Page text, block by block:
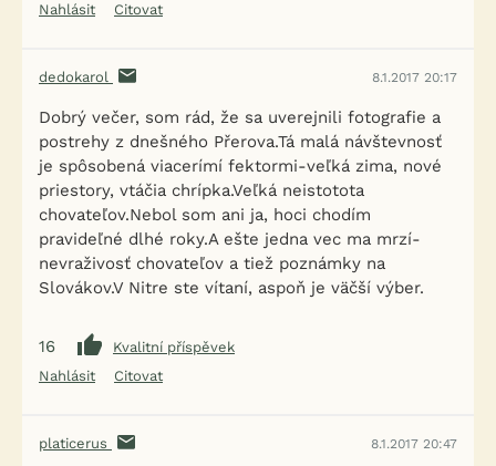
Nahlásit
Citovat
dedokarol 8.1.2017 20:17
Dobrý večer, som rád, že sa uverejnili fotografie a
postrehy z dnešného Přerova.Tá malá návštevnosť
je spôsobená viacerímí fektormi-veľká zima, nové
priestory, vtáčia chrípka.Veľká neistotota
chovateľov.Nebol som ani ja, hoci chodím
pravideľné dlhé roky.A ešte jedna vec ma mrzí-
nevraživosť chovateľov a tiež poznámky na
Slovákov.V Nitre ste vítaní, aspoň je väčší výber.
16
Kvalitní příspěvek
Nahlásit
Citovat
platicerus 8.1.2017 20:47